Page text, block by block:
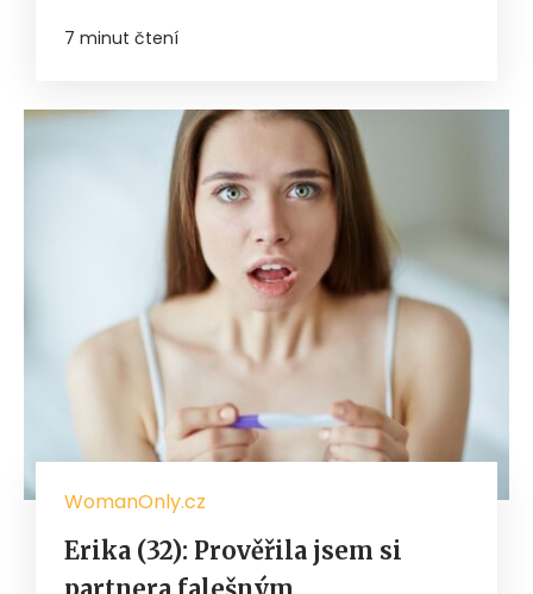
7 minut čtení
WomanOnly.cz
Erika (32): Prověřila jsem si